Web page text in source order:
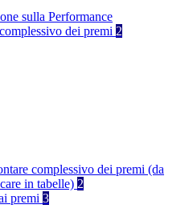
sulla Performance
dei premi 2
complessivo dei premi (da
in tabelle) 2
premi 3